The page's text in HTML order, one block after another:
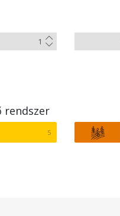
rendszer
5